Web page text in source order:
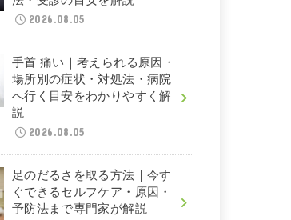
2026.08.05
手首 痛い｜考えられる原因・
場所別の症状・対処法・病院
へ行く目安をわかりやすく解
説
2026.08.05
足のだるさを取る方法｜今す
ぐできるセルフケア・原因・
予防法まで専門家が解説